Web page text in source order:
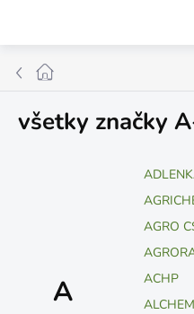
obsah
Domov
všetky značky
A
AGRO
ACHP
ALCHEM